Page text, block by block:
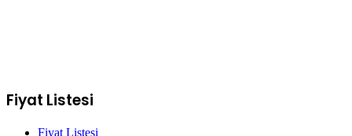
Fiyat Listesi
Fiyat Listesi